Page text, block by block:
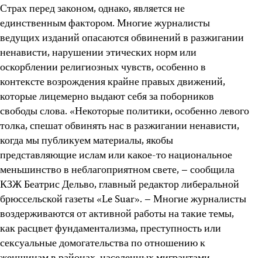
Страх перед законом, однако, является не
единственным фактором. Многие журналисты
ведущих изданий опасаются обвинений в разжигании
ненависти, нарушении этических норм или
оскорблении религиозных чувств, особенно в
контексте возрождения крайне правых движений,
которые лицемерно выдают себя за поборников
свободы слова. «Некоторые политики, особенно левого
толка, спешат обвинять нас в разжигании ненависти,
когда мы публикуем материалы, якобы
представляющие ислам или какое-то национальное
меньшинство в неблагоприятном свете, – сообщила
КЗЖ Беатрис Дельво, главный редактор либеральной
брюссельской газеты «Le Suar». – Многие журналисты
воздерживаются от активной работы на такие темы,
как расцвет фундаментализма, преступность или
сексуальные домогательства по отношению к